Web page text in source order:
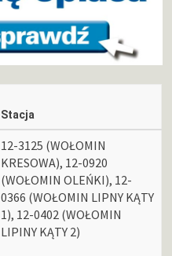
Stacja
12-3125 (WOŁOMIN
KRESOWA), 12-0920
(WOŁOMIN OLEŃKI), 12-
0366 (WOŁOMIN LIPNY KĄTY
1), 12-0402 (WOŁOMIN
LIPINY KĄTY 2)